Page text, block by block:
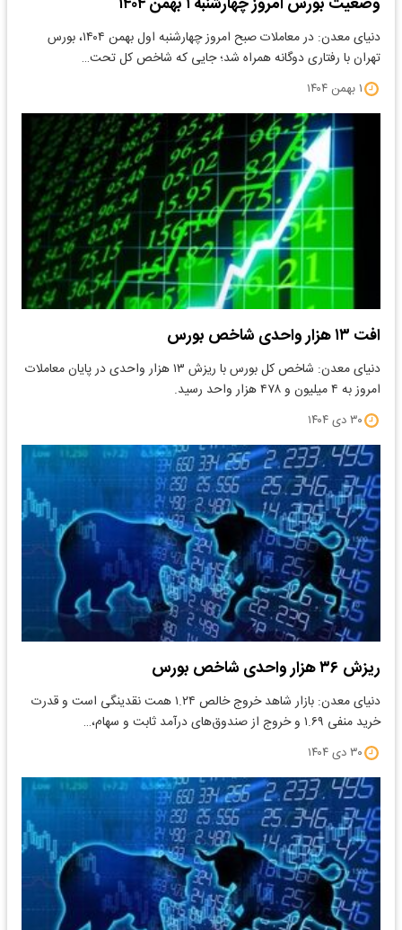
دنیای معدن: در معاملات صبح امروز چهارشنبه اول بهمن ۱۴۰۴، بورس
تهران با رفتاری دوگانه همراه شد؛ جایی که شاخص کل تحت…
۱ بهمن ۱۴۰۴
افت ۱۳ هزار واحدی شاخص بورس
دنیای معدن: شاخص کل بورس با ریزش ۱۳ هزار واحدی در پایان معاملات
امروز به ۴ میلیون و ۴۷۸ هزار واحد رسید.
۳۰ دی ۱۴۰۴
ریزش ۳۶ هزار واحدی شاخص بورس
دنیای معدن: ​بازار شاهد خروج خالص ۱.۲۴ همت نقدینگی است و قدرت
خرید منفی ۱.۶۹ و خروج از صندوق‌های درآمد ثابت و سهام،…
۳۰ دی ۱۴۰۴